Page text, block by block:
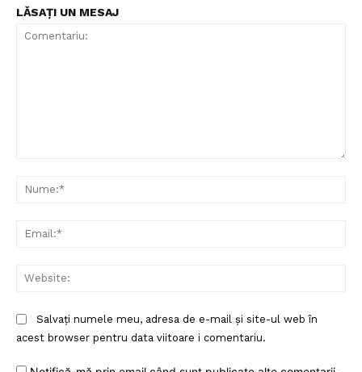
LĂSAȚI UN MESAJ
Salvați numele meu, adresa de e-mail și site-ul web în
acest browser pentru data viitoare i comentariu.